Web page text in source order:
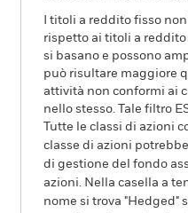
I titoli a reddito fisso
rispetto ai titoli a
si basano e possono
può risultare maggiore
attività non conformi ai
nello stesso. Tale filtro
Tutte le classi di azioni
classe di azioni
di gestione del fondo
azioni. Nella casella a
nome si trova "Hedged"